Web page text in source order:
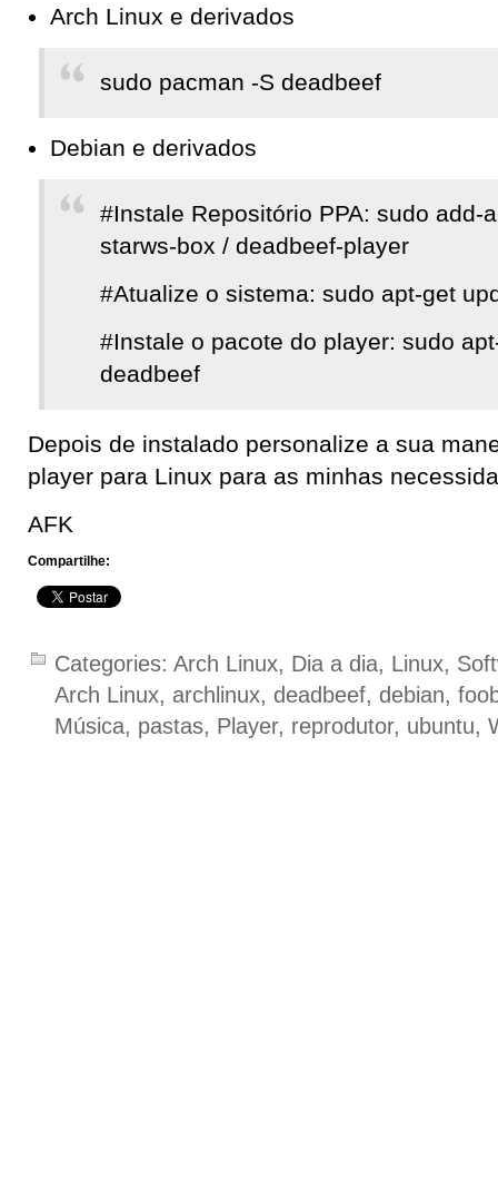
Arch Linux e derivados
sudo pacman -S deadbeef
Debian e derivados
#Instale Repositório PPA: sudo add-
starws-box / deadbeef-player
#Atualize o sistema: sudo apt-get
#Instale o pacote do player: sudo
deadbeef
Depois de instalado personalize a sua
player para Linux para as minhas
AFK
Compartilhe:
Categories: Arch Linux, Dia a dia, Linux,
Arch Linux, archlinux, deadbeef, debian,
Música, pastas, Player, reprodutor, ubuntu,